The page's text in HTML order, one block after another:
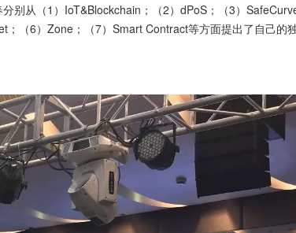
别从（1）IoT&Blockchain；（2）dPoS；（3）
（6）Zone；（7）Smart Contract等方面提出了自己的